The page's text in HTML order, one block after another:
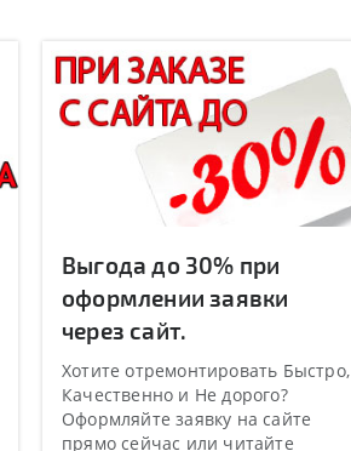
Выгода до 30% при
оформлении заявки
через сайт.
Хотите отремонтировать Быстро,
Качественно и Не дорого?
Оформляйте заявку на сайте
прямо сейчас или читайте